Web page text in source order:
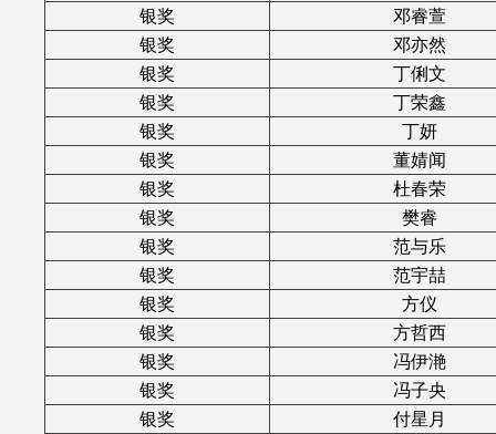
银奖
邓睿萱
银奖
邓亦然
银奖
丁俐文
银奖
丁荣鑫
银奖
丁妍
银奖
董婧闻
银奖
杜春荣
银奖
樊睿
银奖
范与乐
银奖
范宇喆
银奖
方仪
银奖
方哲西
银奖
冯伊滟
银奖
冯子央
银奖
付星月